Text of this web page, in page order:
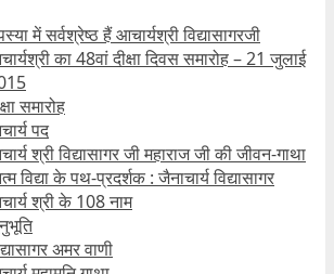
में सर्वश्रेष्ठ हैं आचार्यश्री विद्यासागरजी
का 48वां दीक्षा दिवस समारोह – 21 जुलाई
समारोह
पद
श्री विद्यासागर जी महाराज जी की जीवन-गाथा
विद्या के पथ-प्रदर्शक : जैनाचार्य विद्यासागर
श्री के 108 नाम
अमर वाणी